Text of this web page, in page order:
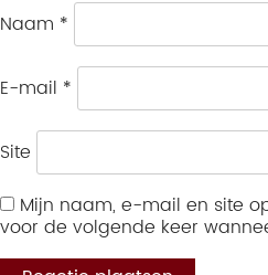
Naam *
E-mail *
Site
Mijn naam, e-mail en site
voor de volgende keer